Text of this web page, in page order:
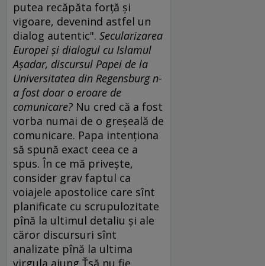
putea recăpăta forţă şi
vigoare, devenind astfel un
dialog autentic". Secularizarea
Europei şi dialogul cu Islamul
Aşadar, discursul Papei de la
Universitatea din Regensburg n-
a fost doar o eroare de
comunicare? Nu cred că a fost
vorba numai de o greşeală de
comunicare. Papa intenţiona
să spună exact ceea ce a
spus. În ce mă priveşte,
consider grav faptul ca
voiajele apostolice care sînt
planificate cu scrupulozitate
pînă la ultimul detaliu şi ale
căror discursuri sînt
analizate pînă la ultima
virgula ajung Ťsă nu fie